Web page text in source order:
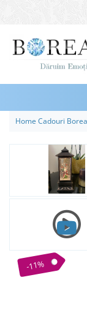
Bijuterii
Inele
Bratari
Destinatari
Bijuterii Femei
Bijuterii Copii
Bijuterii Mirese
Home Cadouri
-11%